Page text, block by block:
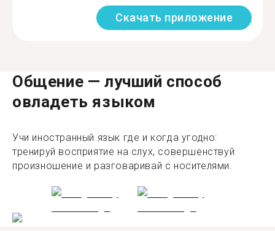
Скачать приложение
Общение — лучший способ
овладеть языком
Учи иностранный язык где и когда угодно:
тренируй восприятие на слух, совершенствуй
произношение и разговаривай с носителями.